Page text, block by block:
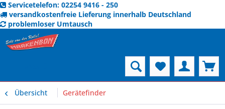
Servicetelefon: 02254 9416 - 250
versandkostenfreie Lieferung innerhalb Deutschland
problemloser Umtausch
Übersicht Gerätefinder